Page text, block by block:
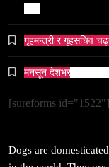
गृहमन्त्री र गृहसचिव
मनसून देशभर प्रवेश गर्दै
[sureforms id="1522"]
Dogs are